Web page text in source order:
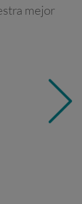
mejor